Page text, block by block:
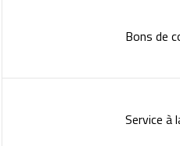
Bons de
Service à